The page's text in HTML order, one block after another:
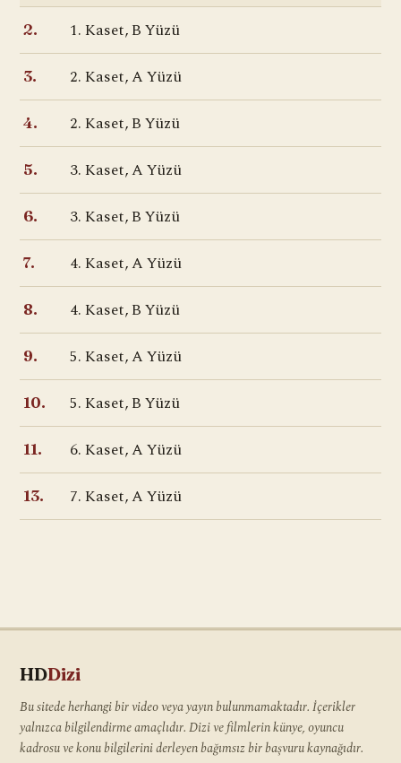
2. 1. Kaset, B Yüzü
3. 2. Kaset, A Yüzü
4. 2. Kaset, B Yüzü
5. 3. Kaset, A Yüzü
6. 3. Kaset, B Yüzü
7. 4. Kaset, A Yüzü
8. 4. Kaset, B Yüzü
9. 5. Kaset, A Yüzü
10. 5. Kaset, B Yüzü
11. 6. Kaset, A Yüzü
13. 7. Kaset, A Yüzü
HDDizi
Bu sitede herhangi bir video veya yayın bulunmamaktadır. İçerikler
yalnızca bilgilendirme amaçlıdır. Dizi ve filmlerin künye, oyuncu
kadrosu ve konu bilgilerini derleyen bağımsız bir başvuru kaynağıdır.